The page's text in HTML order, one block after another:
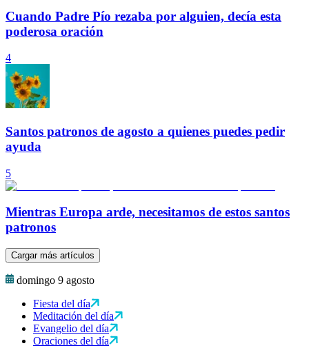
Cuando Padre Pío rezaba por alguien, decía esta
poderosa oración
4
Santos patronos de agosto a quienes puedes pedir
ayuda
5
Mientras Europa arde, necesitamos de estos santos
patronos
Cargar más artículos
domingo 9 agosto
Fiesta del día
Meditación del día
Evangelio del día
Oraciones del día